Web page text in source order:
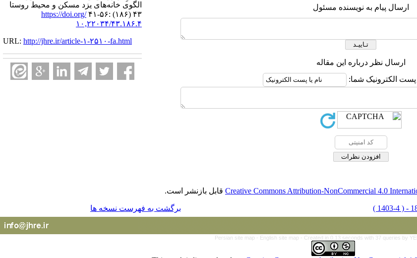
ارسال پیام به نویسنده مسئول
ارسال نظر درباره این مقاله
پست الکترونیک شما:
الگوی خانه‌های یزد مسکن و محیط روستا
۴۳ (۱۸۶) :۵۶-۴۱
https://doi.org/
۱۰,۲۲۰۳۴/۴۳.۱۸۶.۴
URL: http://jhre.ir/article-۱-۲۵۱۰-fa.html
Creative Commons Attribution-NonCommercial 4.0 قابل بازنشر است.
برگشت به فهرست نسخه ها
Persian site map - English site map - Created in 0.13 seconds with 37 queries by